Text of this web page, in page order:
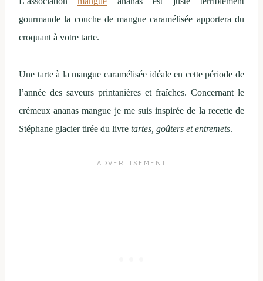
gourmande la couche de mangue caramélisée apportera du
croquant à votre tarte.
Une tarte à la mangue caramélisée idéale en cette période de
l’année des saveurs printanières et fraîches. Concernant le
crémeux ananas mangue je me suis inspirée de la recette de
Stéphane glacier tirée du livre tartes, goûters et entremets.